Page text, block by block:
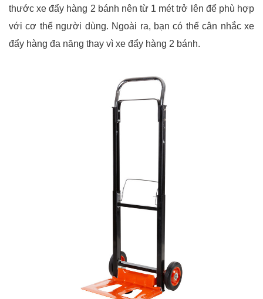
thước xe đẩy hàng 2 bánh nên từ 1 mét trở lên để phù hợp
với cơ thể người dùng. Ngoài ra, bạn có thể cân nhắc xe
đẩy hàng đa năng thay vì xe đẩy hàng 2 bánh.